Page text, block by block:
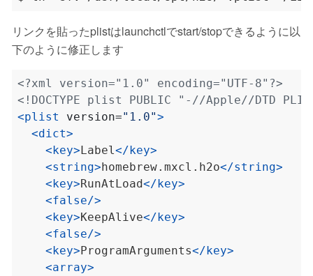
リンクを貼ったplistはlaunchctlでstart/stopできるように以
下のように修正します
<?xml version="1.0" encoding="UTF-8"?>
<!DOCTYPE plist PUBLIC "-//Apple//DTD
<plist
version="1.0">
<dict>
<key>Label</key>
<string>homebrew.mxcl.h2o</string>
<key>RunAtLoad</key>
<false/>
<key>KeepAlive</key>
<false/>
<key>ProgramArguments</key>
<array>